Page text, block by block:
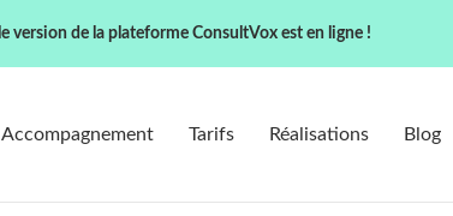
version de la plateforme ConsultVox est en ligne !
Accompagnement Tarifs Réalisations Blog